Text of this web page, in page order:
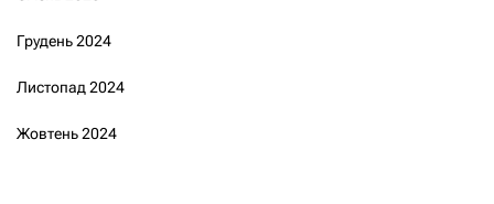
Грудень 2024
Листопад 2024
Жовтень 2024